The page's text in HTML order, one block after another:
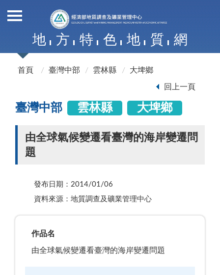
地 方 特 色 地 質 網
首頁 臺灣中部 雲林縣 大埤鄉
回上一頁
臺灣中部 雲林縣 大埤鄉
由全球氣候變遷看臺灣的海岸變遷問
題
發布日期：2014/01/06
資料來源：地質調查及礦業管理中心
作品名
由全球氣候變遷看臺灣的海岸變遷問題